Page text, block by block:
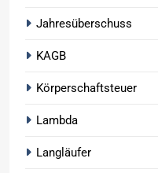
Jahresüberschuss
KAGB
Körperschaftsteuer
Lambda
Langläufer